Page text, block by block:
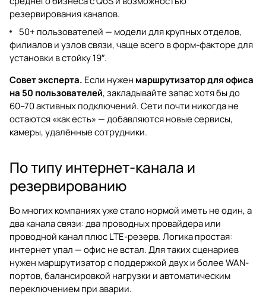
резервирования каналов.
50+ пользователей — модели для крупных отделов,
филиалов и узлов связи, чаще всего в форм-факторе для
установки в стойку 19″.
Совет эксперта. Если нужен маршрутизатор для офиса
на 50 пользователей, закладывайте запас хотя бы до
60–70 активных подключений. Сети почти никогда не
остаются «как есть» — добавляются новые сервисы,
камеры, удалённые сотрудники.
По типу интернет-канала и
резервированию
Во многих компаниях уже стало нормой иметь не один, а
два канала связи: два проводных провайдера или
проводной канал плюс LTE-резерв. Логика простая:
интернет упал — офис не встал. Для таких сценариев
нужен маршрутизатор с поддержкой двух и более WAN-
портов, балансировкой нагрузки и автоматическим
переключением при аварии.